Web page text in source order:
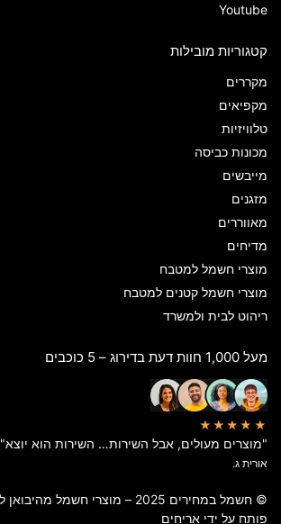
Youtube
קטגוריות מובילות
מקררים
מקפיאים
טלוויזיות
מכונות כביסה
מייבשים
מזגנים
מאווררים
מדיחים
מוצרי חשמל למטבח
מוצרי חשמל קטנים למטבח
ריהוט לבית ולמשרד
מעל 1,000 חוות דעת בדירוג – 5 כוכבים
★★★★★
"מוצרים מעולים, אבל השירות… השירות הוא יוצא"
אורית ג.
© חשמל במחירים 2025 – מוצרי חשמל מהיבואן לצרכן
פותח על ידי אריחים